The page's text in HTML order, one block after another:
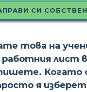
СИ СОБСТВЕН
това на
лист
Когато
я